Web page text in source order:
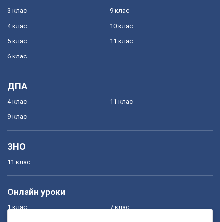
3 клас
4 клас
5 клас
6 клас
9 клас
10 клас
11 клас
ДПА
4 клас
9 клас
11 клас
ЗНО
11 клас
Онлайн уроки
1 клас 7 клас